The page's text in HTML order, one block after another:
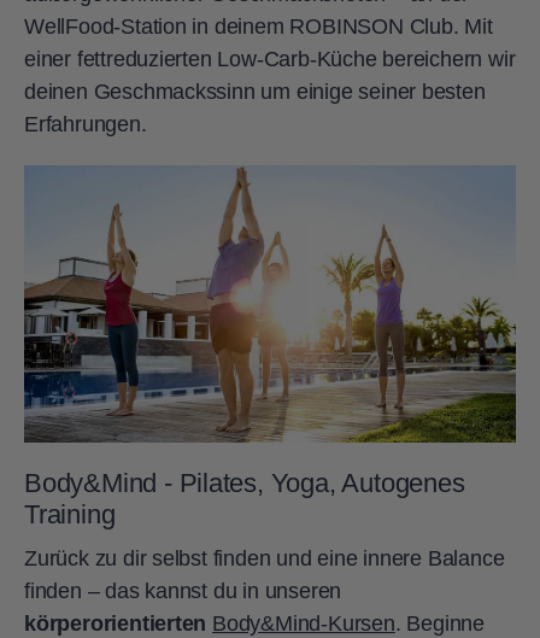
WellFood-Station in deinem ROBINSON Club. Mit
einer fettreduzierten Low-Carb-Küche bereichern wir
deinen Geschmackssinn um einige seiner besten
Erfahrungen.
Body&Mind - Pilates, Yoga, Autogenes
Training
Zurück zu dir selbst finden und eine innere Balance
finden – das kannst du in unseren
körperorientierten Body&Mind-Kursen. Beginne